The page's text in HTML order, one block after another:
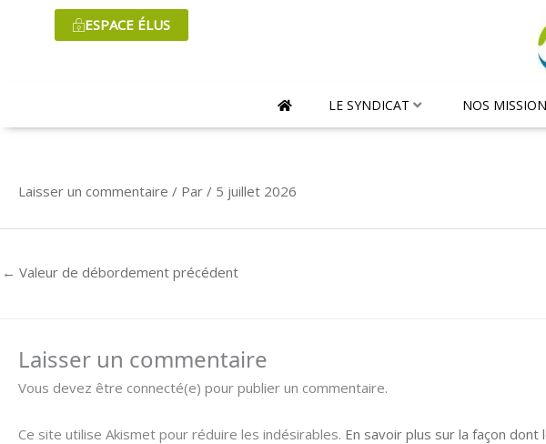
ESPACE ÉLUS
LE SYNDICAT NOS
Laisser un commentaire / Par / 5 juillet 2026
← Valeur de débordement précédent
Laisser un commentaire
Vous devez être connecté(e) pour publier un commentaire.
Ce site utilise Akismet pour réduire les indésirables. En savoir plus sur la façon